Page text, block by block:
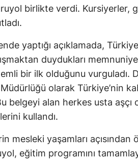
birlikte verdi. Kursiyerler,
yaptığı açıklamada,
duydukları
bir ilk olduğunu vurguladı.
olarak Türkiye’nin
belgeyi alan herkes usta aşçı
kullandı.
mesleki yaşamları açısından
eğitim programını